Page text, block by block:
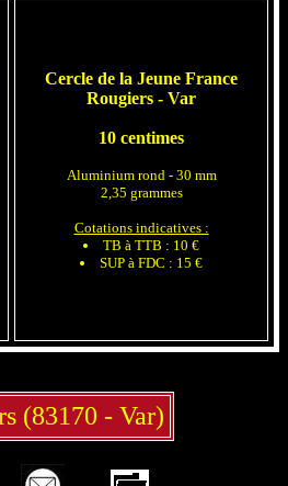
Cercle de la Jeune France
Rougiers - Var
10 centimes
Aluminium rond - 30 mm
2,35 grammes
Cotations indicatives :
TB à TTB : 10 €
SUP à FDC : 15 €
(83170 - Var)